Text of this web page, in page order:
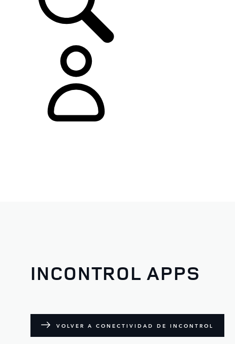
INCONTROL APPS
VOLVER A CONECTIVIDAD DE INCONTROL